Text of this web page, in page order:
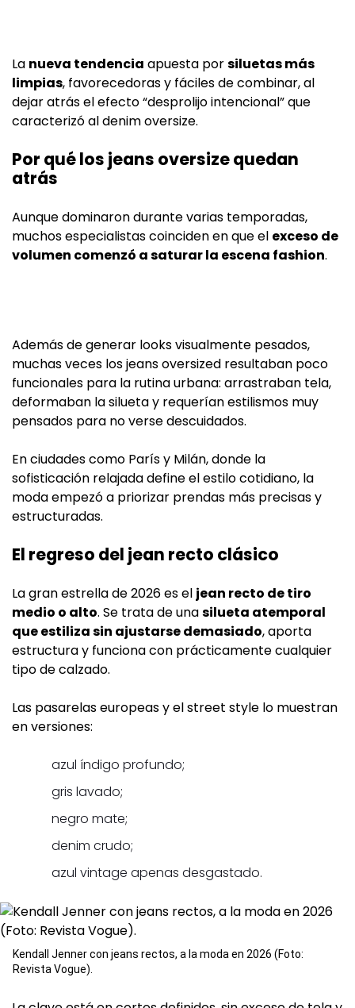
La nueva tendencia apuesta porsiluetas más
limpias, favorecedoras y fáciles de combinar, al
dejar atrás el efecto “desprolijo intencional” que
caracterizó al denim oversize.
Por qué los jeans oversize quedan
atrás
Aunque dominaron durante varias temporadas,
muchos especialistas coinciden en que el exceso de
volumen comenzó a saturar la escena fashion.
Además de generar looks visualmente pesados,
muchas veces los jeans oversized resultaban poco
funcionales para la rutina urbana: arrastraban tela,
deformaban la silueta y requerían estilismos muy
pensados para no verse descuidados.
En ciudades como París y Milán, donde la
sofisticación relajada define el estilo cotidiano, la
moda empezó a priorizar prendas más precisas y
estructuradas.
El regreso del jean recto clásico
La gran estrella de 2026 es el jean recto de tiro
medio o alto. Se trata de unasilueta atemporal
que estiliza sin ajustarse demasiado, aporta
estructura y funciona con prácticamente cualquier
tipo de calzado.
Las pasarelas europeas y el street style lo muestran
en versiones:
azul índigo profundo;
gris lavado;
negro mate;
denim crudo;
azul vintage apenas desgastado.
Kendall Jenner con jeans rectos, a la moda en 2026 (Foto:
Revista Vogue).